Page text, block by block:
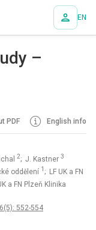
EN
–
PDF English info
2; J. Kastner 3
oddělení 1 ; LF UK a FN
a FN Plzeň Klinika
552-554